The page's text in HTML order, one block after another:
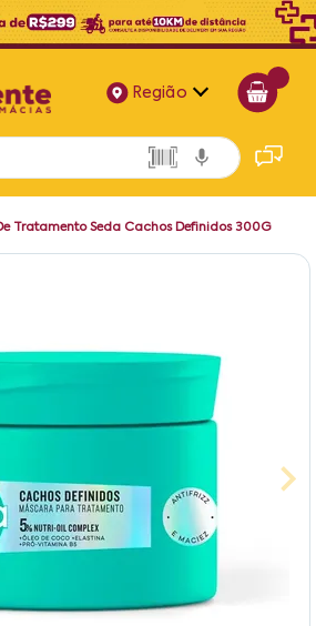
Região
Alagoas
Bahia
Tratamento Seda Cachos Definidos 300G